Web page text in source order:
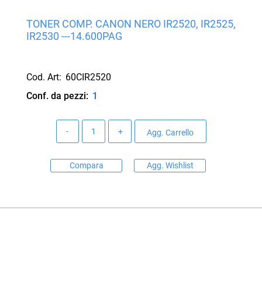
TONER COMP. CANON NERO IR2520, IR2525,
IR2530 ---14.600PAG
Cod. Art: 60CIR2520
Conf. da pezzi: 1
Agg. Carrello
Compara Agg. Wishlist